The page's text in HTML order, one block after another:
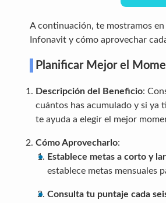
A continuación, te mostramos
Infonavit y cómo aprovechar
Planificar Mejor el
Descripción del Beneficio:
cuántos has acumulado y si ya
te ayuda a elegir el mejor
Cómo Aprovecharlo:
Establece metas a corto y
establece metas mensuales
Consulta tu puntaje cada